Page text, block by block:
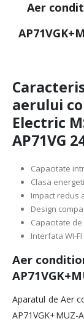
Aer
aerului
Electric
AP71VG
Capacitate
Clasa
Impact redus
Design
Capacitate
Interfata WI-
Aer
Aparatul de Aer
AP71VGK+MUZ-